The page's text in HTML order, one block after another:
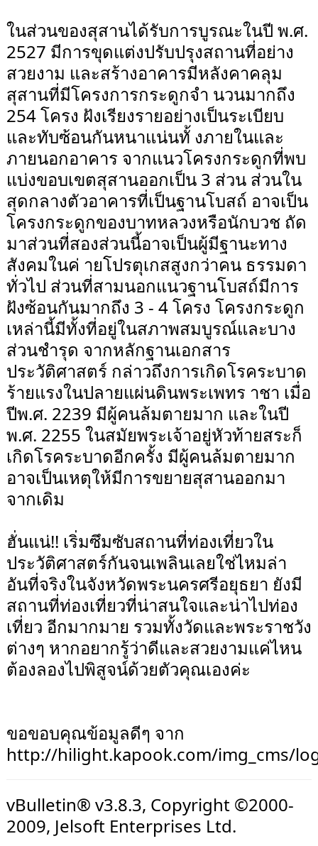
ในส่วนของสุสานได้รับการบูรณะในปี พ.ศ.
2527 มีการขุดแต่งปรับปรุงสถานที่อย่าง
สวยงาม และสร้างอาคารมีหลังคาคลุม
สุสานที่มีโครงการกระดูกจำ นวนมากถึง
254 โครง ฝังเรียงรายอย่างเป็นระเบียบ
และทับซ้อนกันหนาแน่นทั้ งภายในและ
ภายนอกอาคาร จากแนวโครงกระดูกที่พบ
แบ่งขอบเขตสุสานออกเป็น 3 ส่วน ส่วนใน
สุดกลางตัวอาคารที่เป็นฐานโบสถ์ อาจเป็น
โครงกระดูกของบาทหลวงหรือนักบวช ถัด
มาส่วนที่สองส่วนนี้อาจเป็นผู้มีฐานะทาง
สังคมในค่ ายโปรตุเกสสูงกว่าคน ธรรมดา
ทั่วไป ส่วนที่สามนอกแนวฐานโบสถ์มีการ
ฝังซ้อนกันมากถึง 3 - 4 โครง โครงกระดูก
เหล่านี้มีทั้งที่อยู่ในสภาพสมบูรณ์และบาง
ส่วนชำรุด จากหลักฐานเอกสาร
ประวัติศาสตร์ กล่าวถึงการเกิดโรคระบาด
ร้ายแรงในปลายแผ่นดินพระเพทร าชา เมื่อ
ปีพ.ศ. 2239 มีผู้คนล้มตายมาก และในปี
พ.ศ. 2255 ในสมัยพระเจ้าอยู่หัวท้ายสระก็
เกิดโรคระบาดอีกครั้ง มีผู้คนล้มตายมาก
อาจเป็นเหตุให้มีการขยายสุสานออกมา
จากเดิม
ฮั่นแน่!! เริ่มซึมซับสถานที่ท่องเที่ยวใน
ประวัติศาสตร์กันจนเพลินเลยใช่ไหมล่า
อันที่จริงในจังหวัดพระนครศรีอยุธยา ยังมี
สถานที่ท่องเที่ยวที่น่าสนใจและน่าไปท่อง
เที่ยว อีกมากมาย รวมทั้งวัดและพระราชวัง
ต่างๆ หากอยากรู้ว่าดีและสวยงามแค่ไหน
ต้องลองไปพิสูจน์ด้วยตัวคุณเองค่ะ
ขอขอบคุณข้อมูลดีๆ จาก
http://hilight.kapook.com/img_cms/
vBulletin® v3.8.3, Copyright ©2000-
2009, Jelsoft Enterprises Ltd.